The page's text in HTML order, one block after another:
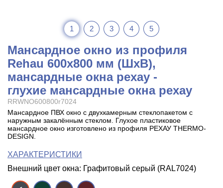
1 2 3 4 5
Мансардное окно из профиля
Rehau 600x800 мм (ШхВ),
мансардные окна рехау -
глухие мансардные окна рехау
RRWNO600800r7024
Мансардное ПВХ окно с двухкамерным стеклопакетом с
наружным закалённым стеклом. Глухое пластиковое
мансардное окно изготовлено из профиля РЕХАУ THERMO-
DESIGN.
ХАРАКТЕРИСТИКИ
Внешний цвет окна: Графитовый серый (RAL7024)